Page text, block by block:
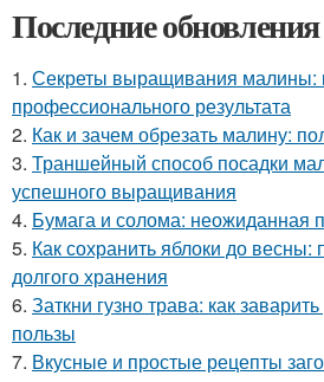
Последние
1. Секреты выращивания малины:
профессионального результата
2. Как и зачем обрезать малину:
3. Траншейный способ посадки
успешного выращивания
4. Бумага и солома: неожиданная
5. Как сохранить яблоки до
долгого хранения
6. Заткни гузно трава: как
пользы
7. Вкусные и простые рецепты